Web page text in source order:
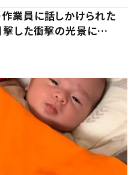
業員に話しかけられた
撃した衝撃の光景に…